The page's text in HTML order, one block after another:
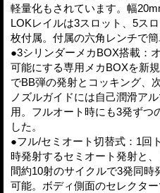
軽量化もされています。幅
LOKレイルは3スロット、5ス
枚付属。付属の六角レンチで簡
●3シリンダーメカBOX搭載：
可能にする専用メカBOXを新
でBB弾の発射とコッキング、
ノズルガイドには自己潤滑ア
用。フルオート時にも3発ずつ
した。
●フル/セミオート切替式：1回
時発射するセミオート発射と
間約10射のサイクルで3発同
可能。ボディ側面のセレクタ